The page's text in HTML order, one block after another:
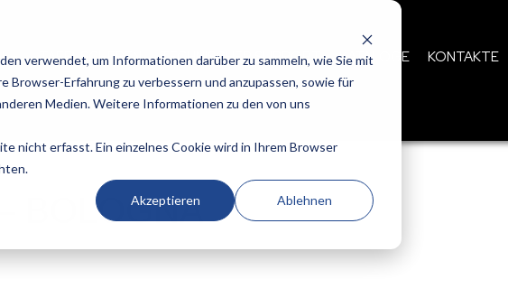
verwendet, um Informationen darüber zu sammeln, wie Sie mit
Erfahrung zu verbessern und anzupassen, sowie für
Medien. Weitere Informationen zu den von uns
nicht erfasst. Ein einzelnes Cookie wird in Ihrem Browser
Akzeptieren Ablehnen
TAFELSCHEREN TECHNISCHER SUPPORT KATALOGE KONTAKTE
BOLOGNA